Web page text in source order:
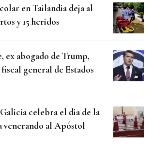
en Tailandia deja al
y 15 heridos
ex abogado de Trump,
general de Estados
celebra el dia de la
venerando al Apóstol